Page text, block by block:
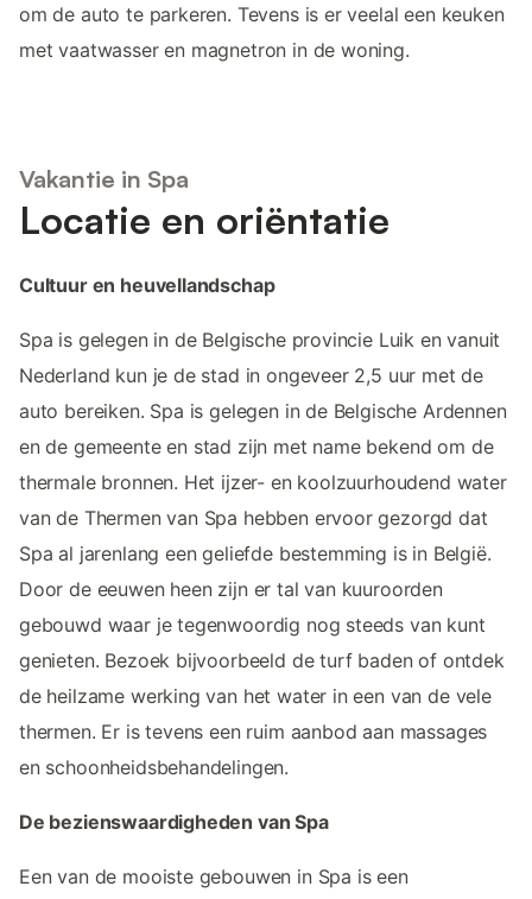
om de auto te parkeren. Tevens is er veelal een keuken
met vaatwasser en magnetron in de woning.
Vakantie in Spa
Locatie en oriëntatie
Cultuur en heuvellandschap
Spa is gelegen in de Belgische provincie Luik en vanuit
Nederland kun je de stad in ongeveer 2,5 uur met de
auto bereiken. Spa is gelegen in de Belgische Ardennen
en de gemeente en stad zijn met name bekend om de
thermale bronnen. Het ijzer- en koolzuurhoudend water
van de Thermen van Spa hebben ervoor gezorgd dat
Spa al jarenlang een geliefde bestemming is in België.
Door de eeuwen heen zijn er tal van kuuroorden
gebouwd waar je tegenwoordig nog steeds van kunt
genieten. Bezoek bijvoorbeeld de turf baden of ontdek
de heilzame werking van het water in een van de vele
thermen. Er is tevens een ruim aanbod aan massages
en schoonheidsbehandelingen.
De bezienswaardigheden van Spa
Een van de mooiste gebouwen in Spa is een